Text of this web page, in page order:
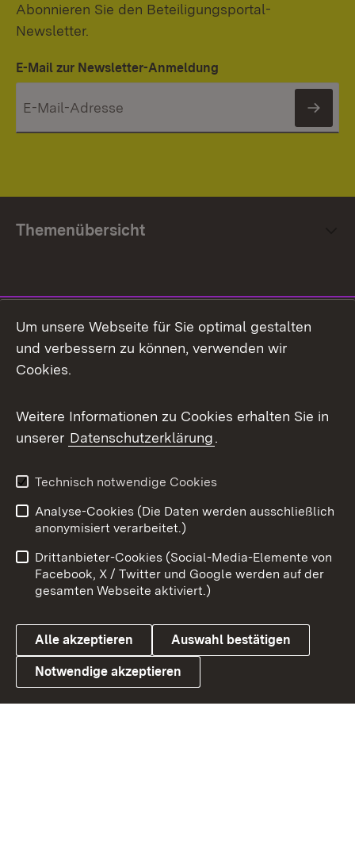
Abonnieren Sie den Beteiligungsportal-
Newsletter.
E-Mail zur Newsletter-Anmeldung
Themenübersicht
Facebook
X / Twitter
Youtube
Link zum Landesportal
Impressum
Kontakt
Barrierefreiheit
Datenschutz
Cookies
Um unsere Webseite für Sie optimal gestalten
und verbessern zu können, verwenden wir
Cookies.
Weitere Informationen zu Cookies erhalten Sie in
unserer Datenschutzerklärung.
Technisch notwendige Cookies
Analyse-Cookies (Die Daten werden ausschließlich
anonymisiert verarbeitet.)
Drittanbieter-Cookies (Social-Media-Elemente von
Facebook, X / Twitter und Google werden auf der
gesamten Webseite aktiviert.)
Alle akzeptieren Auswahl bestätigen
Notwendige akzeptieren